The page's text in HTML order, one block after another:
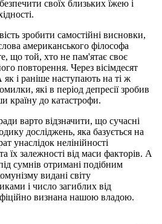
своїх близьких їжею і
зробити самостійні висновки,
американського філософа
що той, хто не пам'ятає своє
повторення. Через вісімдесят
і раніше наступають на ті ж
які в період депресії зробив
країну до катастрофи.
варто відзначити, що сучасні
досліджень, яка базується на
унаслідок нелінійності
їх залежності від маси факторів. А
сумнів отримані подібним
видані світу
і число загиблих від
визнана нашою владою.